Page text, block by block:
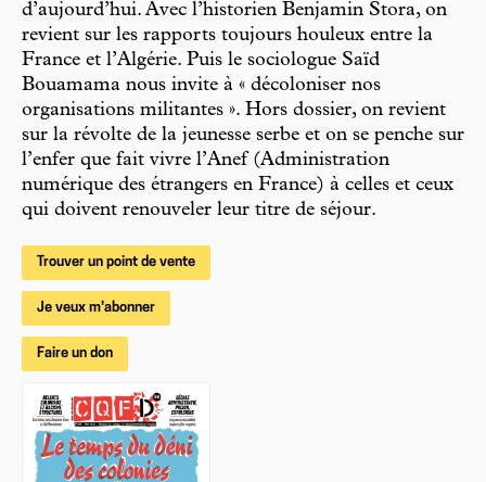
d’aujourd’hui. Avec l’historien Benjamin Stora, on
revient sur les rapports toujours houleux entre la
France et l’Algérie. Puis le sociologue Saïd
Bouamama nous invite à « décoloniser nos
organisations militantes ». Hors dossier, on revient
sur la révolte de la jeunesse serbe et on se penche sur
l’enfer que fait vivre l’Anef (Administration
numérique des étrangers en France) à celles et ceux
qui doivent renouveler leur titre de séjour.
Trouver un point de vente
Je veux m'abonner
Faire un don